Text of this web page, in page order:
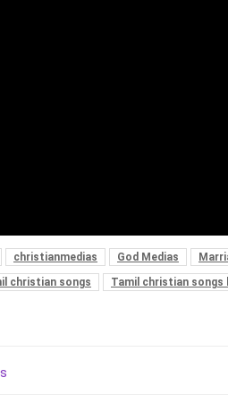
christianmedias God Medias
christian songs Tamil christian songs